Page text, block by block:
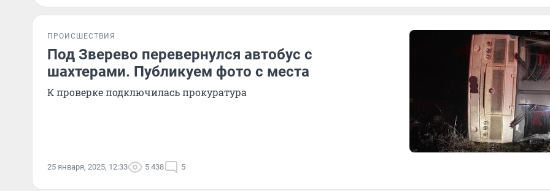
ПРОИСШЕСТВИЯ
Под Зверево перевернулся автобус с
шахтерами. Публикуем фото с места
К проверке подключилась прокуратура
25 января, 2025, 12:33 5 438 5